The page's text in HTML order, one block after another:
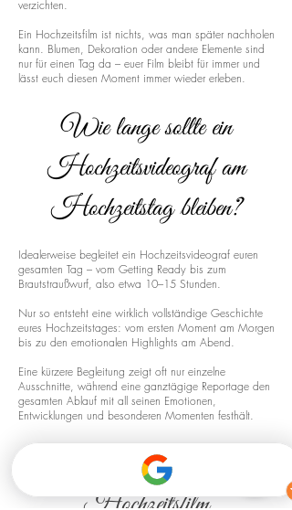
verzichten.
Ein Hochzeitsfilm ist nichts, was man später nachholen
kann. Blumen, Dekoration oder andere Elemente sind
nur für einen Tag da – euer Film bleibt für immer und
lässt euch diesen Moment immer wieder erleben.
Wie lange sollte ein
Hochzeitsvideograf am
Hochzeitstag bleiben?
Idealerweise begleitet ein Hochzeitsvideograf euren
gesamten Tag – vom Getting Ready bis zum
Brautstraußwurf, also etwa 10–15 Stunden.
Nur so entsteht eine wirklich vollständige Geschichte
eures Hochzeitstages: vom ersten Moment am Morgen
bis zu den emotionalen Highlights am Abend.
Eine kürzere Begleitung zeigt oft nur einzelne
Ausschnitte, während eine ganztägige Reportage den
gesamten Ablauf mit all seinen Emotionen,
Entwicklungen und besonderen Momenten festhält.
Drohnenaufnahmen für euren